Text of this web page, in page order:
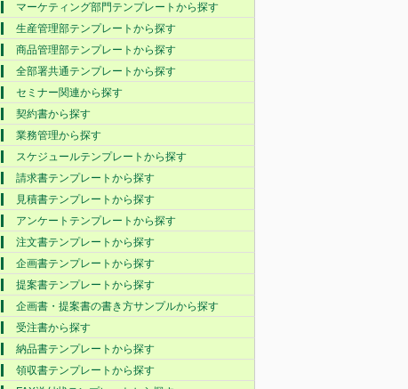
マーケティング部門テンプレートから探す
生産管理部テンプレートから探す
商品管理部テンプレートから探す
全部署共通テンプレートから探す
セミナー関連から探す
契約書から探す
業務管理から探す
スケジュールテンプレートから探す
請求書テンプレートから探す
見積書テンプレートから探す
アンケートテンプレートから探す
注文書テンプレートから探す
企画書テンプレートから探す
提案書テンプレートから探す
企画書・提案書の書き方サンプルから探す
受注書から探す
納品書テンプレートから探す
領収書テンプレートから探す